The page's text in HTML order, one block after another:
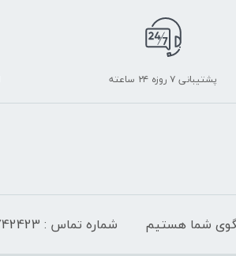
پشتیبانی ۷ روزه ۲۴ ساعته
شماره تماس : 09371742423